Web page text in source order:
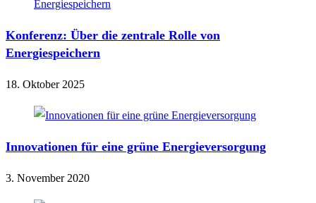
Konferenz: Über die zentrale Rolle von
Energiespeichern
18. Oktober 2025
Innovationen für eine grüne Energieversorgung
3. November 2020